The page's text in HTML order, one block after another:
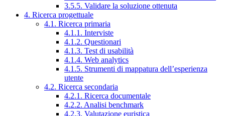
3.5.5. Validare la soluzione ottenuta
4. Ricerca progettuale
4.1. Ricerca primaria
4.1.1. Interviste
4.1.2. Questionari
4.1.3. Test di usabilità
4.1.4. Web analytics
4.1.5. Strumenti di mappatura dell’esperienza
utente
4.2. Ricerca secondaria
4.2.1. Ricerca documentale
4.2.2. Analisi benchmark
4.2.3. Valutazione euristica